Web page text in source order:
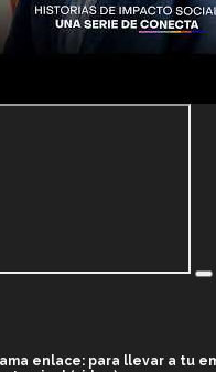
enlace: para llevar a tu